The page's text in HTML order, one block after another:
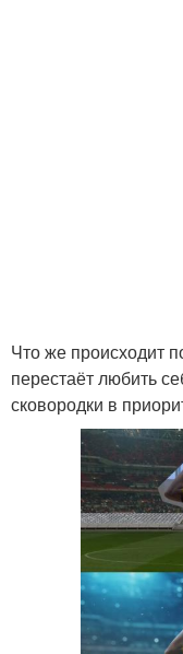
Что же происходит
перестаёт любить
сковородки в